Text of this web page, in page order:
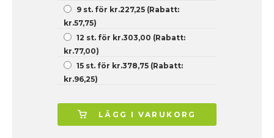
9 st. för kr.227,25 (Rabatt:
kr.57,75)
12 st. för kr.303,00 (Rabatt:
kr.77,00)
15 st. för kr.378,75 (Rabatt:
kr.96,25)
LÄGG I VARUKORG